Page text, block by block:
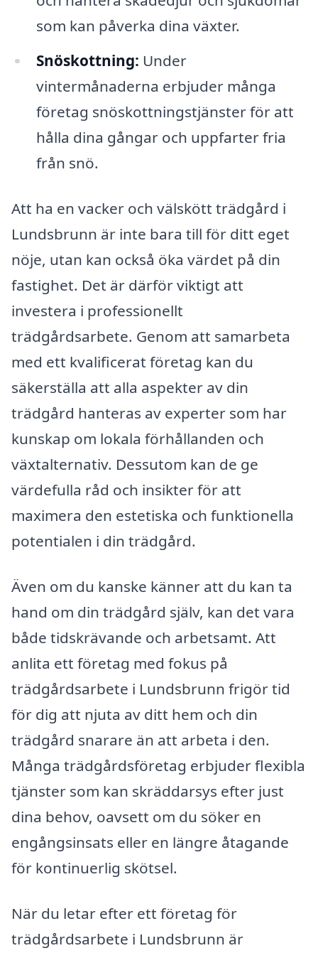
som kan påverka dina växter.
Snöskottning: Under
vintermånaderna erbjuder många
företag snöskottningstjänster för att
hålla dina gångar och uppfarter fria
från snö.
Att ha en vacker och välskött trädgård i
Lundsbrunn är inte bara till för ditt eget
nöje, utan kan också öka värdet på din
fastighet. Det är därför viktigt att
investera i professionellt
trädgårdsarbete. Genom att samarbeta
med ett kvalificerat företag kan du
säkerställa att alla aspekter av din
trädgård hanteras av experter som har
kunskap om lokala förhållanden och
växtalternativ. Dessutom kan de ge
värdefulla råd och insikter för att
maximera den estetiska och funktionella
potentialen i din trädgård.
Även om du kanske känner att du kan ta
hand om din trädgård själv, kan det vara
både tidskrävande och arbetsamt. Att
anlita ett företag med fokus på
trädgårdsarbete i Lundsbrunn frigör tid
för dig att njuta av ditt hem och din
trädgård snarare än att arbeta i den.
Många trädgårdsföretag erbjuder flexibla
tjänster som kan skräddarsys efter just
dina behov, oavsett om du söker en
engångsinsats eller en längre åtagande
för kontinuerlig skötsel.
När du letar efter ett företag för
trädgårdsarbete i Lundsbrunn är